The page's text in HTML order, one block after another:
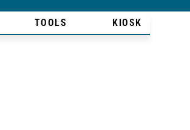
TOOLS KIOSK